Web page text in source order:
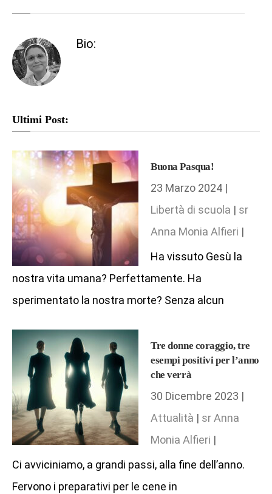
Bio:
Ultimi Post:
Buona Pasqua!
23 Marzo 2024 |
Libertà di scuola | sr
Anna Monia Alfieri |
Ha vissuto Gesù la
nostra vita umana? Perfettamente. Ha
sperimentato la nostra morte? Senza alcun
Tre donne coraggio, tre
esempi positivi per l’anno
che verrà
30 Dicembre 2023 |
Attualità | sr Anna
Monia Alfieri |
Ci avviciniamo, a grandi passi, alla fine dell’anno.
Fervono i preparativi per le cene in